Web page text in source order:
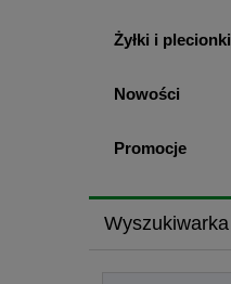
Żyłki i plecionki
Nowości
Promocje
Wyszukiwarka